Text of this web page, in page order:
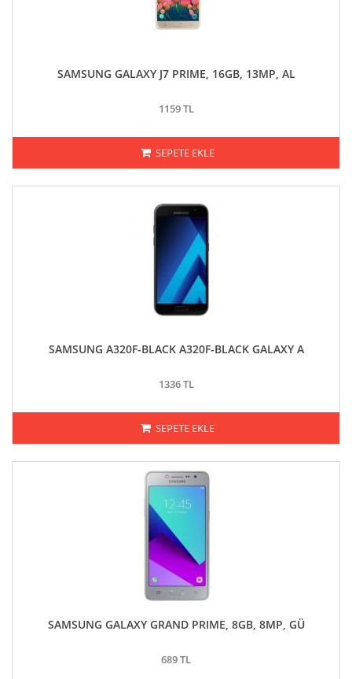
SAMSUNG GALAXY J7 PRIME, 16GB, 13MP, AL
1159 TL
SEPETE EKLE
SAMSUNG A320F-BLACK A320F-BLACK GALAXY A
1336 TL
SEPETE EKLE
SAMSUNG GALAXY GRAND PRIME, 8GB, 8MP, GÜ
689 TL